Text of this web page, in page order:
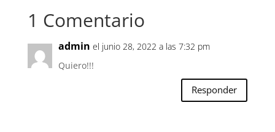
1 Comentario
admin el junio 28, 2022 a las 7:32 pm
Quiero!!!
Responder